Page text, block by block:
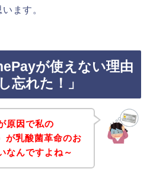
ます。
が使えない理由
忘れた！」
原因で私の
が乳酸菌革命のお
なんですよね～